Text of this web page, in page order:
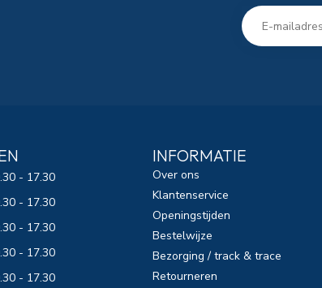
- 17.30
- 17.30
- 17.30
- 17.30
- 17.30
INFORMATIE
Over ons
Klantenservice
Openingstijden
Bestelwijze
Bezorging / track & trace
Retourneren